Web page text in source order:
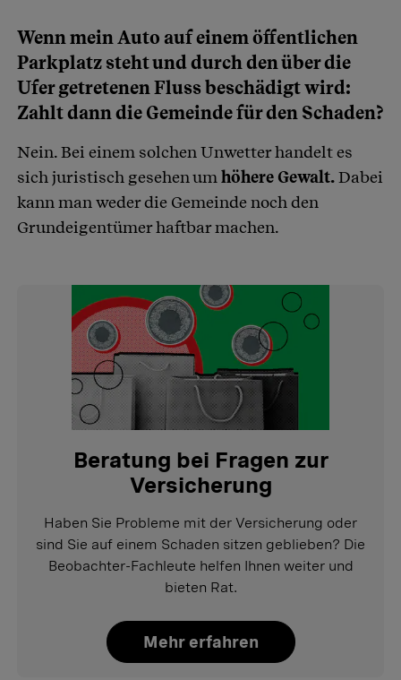
Wenn mein Auto auf einem öffentlichen
Parkplatz steht und durch den über die
Ufer getretenen Fluss beschädigt wird:
Zahlt dann die Gemeinde für den Schaden?
Nein. Bei einem solchen Unwetter handelt es
sich juristisch gesehen umhöhere Gewalt.Dabei
kann man weder die Gemeinde noch den
Grundeigentümer haftbar machen.
Beratung bei Fragen zur
Versicherung
Haben Sie Probleme mit der Versicherung oder
sind Sie auf einem Schaden sitzen geblieben? Die
Beobachter-Fachleute helfen Ihnen weiter und
bieten Rat.
Mehr erfahren